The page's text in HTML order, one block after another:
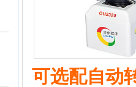
可选配自动